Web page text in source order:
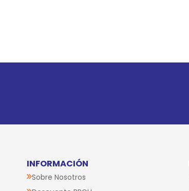
INFORMACIÓN
Sobre Nosotros